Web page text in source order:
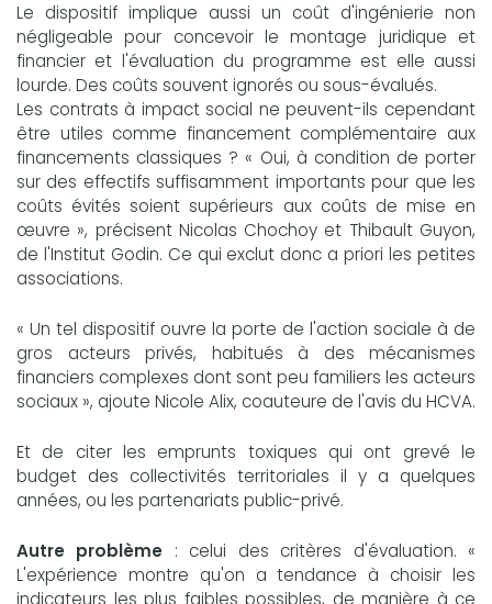
Le dispositif implique aussi un coût d'ingénierie non
négligeable pour concevoir le montage juridique et
financier et l'évaluation du programme est elle aussi
lourde. Des coûts souvent ignorés ou sous-évalués.
Les contrats à impact social ne peuvent-ils cependant
être utiles comme financement complémentaire aux
financements classiques ? « Oui, à condition de porter
sur des effectifs suffisamment importants pour que les
coûts évités soient supérieurs aux coûts de mise en
œuvre », précisent Nicolas Chochoy et Thibault Guyon,
de l'Institut Godin. Ce qui exclut donc a priori les petites
associations.
« Un tel dispositif ouvre la porte de l'action sociale à de
gros acteurs privés, habitués à des mécanismes
financiers complexes dont sont peu familiers les acteurs
sociaux », ajoute Nicole Alix, coauteure de l'avis du HCVA.
Et de citer les emprunts toxiques qui ont grevé le
budget des collectivités territoriales il y a quelques
années, ou les partenariats public-privé.
Autre problème : celui des critères d'évaluation. «
L'expérience montre qu'on a tendance à choisir les